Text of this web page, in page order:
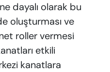
dayalı olarak bu
oluşturması ve
roller vermesi
etkili
kanatlara